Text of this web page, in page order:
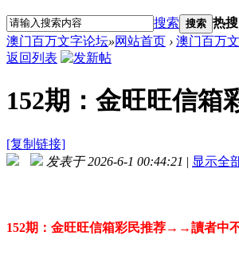
搜索 搜索 热
澳门百万文字论坛»网站首页 › 澳门百万
返回列表
152期：金旺旺信
[复制链接]
发表于 2026-6-1 00:44:21 | 显示全
152期：金旺旺信箱彩民推荐→→讀者中